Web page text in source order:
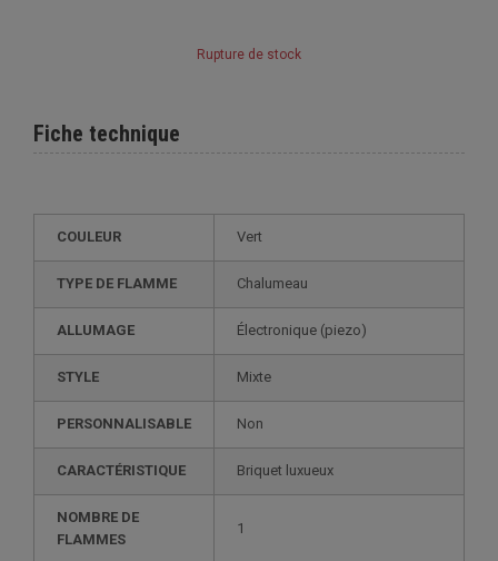
Rupture de stock
Fiche technique
COULEUR Vert
TYPE DE FLAMME Chalumeau
ALLUMAGE électronique (piezo)
STYLE mixte
PERSONNALISABLE non
CARACTÉRISTIQUE briquet luxueux
NOMBRE DE
FLAMMES
1